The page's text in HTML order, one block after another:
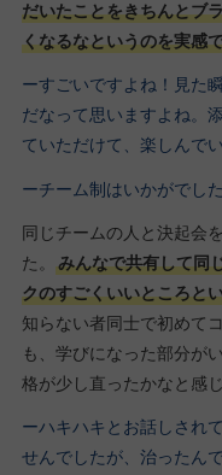
だいたことをきちんとブ
くなるなというのを実感
ーすごいですよね！見た
だなって思いますよね。
ていただけて、楽しんで
ーチーム制はいかがでし
同じチームの人と決起会
た。
みんなで共有して同
クのすごくいいところと
知らない者同士で初めて
も、学びになった部分が
格が少し直ったかなと感
ーハキハキとお話しされ
せんでしたが、治ったん